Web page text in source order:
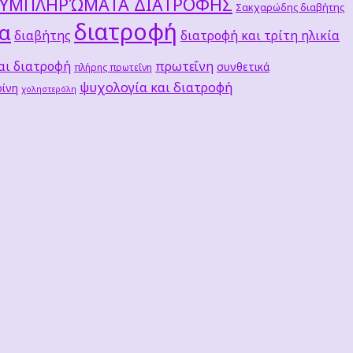
Σακχαρώδης διαβήτης
διαβήτης διατροφή διατροφή και τρίτη ηλικία
διατροφή πλήρης πρωτεΐνη πρωτεΐνη συνθετικά
χοληστερόλη ψυχολογία και διατροφή